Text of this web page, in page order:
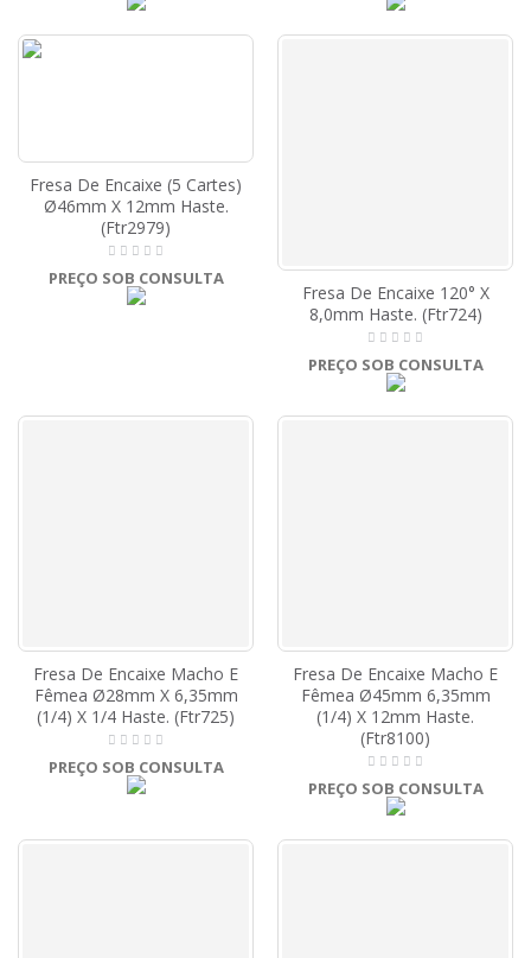
Fresa De Encaixe (5 Cartes)
Ø46mm X 12mm Haste.
(Ftr2979)
PREÇO SOB CONSULTA
Fresa De Encaixe 120° X
8,0mm Haste. (Ftr724)
PREÇO SOB CONSULTA
Fresa De Encaixe Macho E
Fêmea Ø28mm X 6,35mm
(1/4) X 1/4 Haste. (Ftr725)
PREÇO SOB CONSULTA
Fresa De Encaixe Macho E
Fêmea Ø45mm 6,35mm
(1/4) X 12mm Haste.
(Ftr8100)
PREÇO SOB CONSULTA